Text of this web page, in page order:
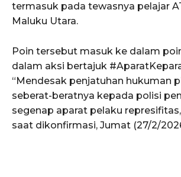
termasuk pada tewasnya pelajar
Maluku Utara.
Poin tersebut masuk ke dalam
dalam aksi bertajuk
“Mendesak penjatuhan hukuman
seberat-beratnya kepada polisi
segenap aparat pelaku
saat dikonfirmasi, Jumat (27/2/